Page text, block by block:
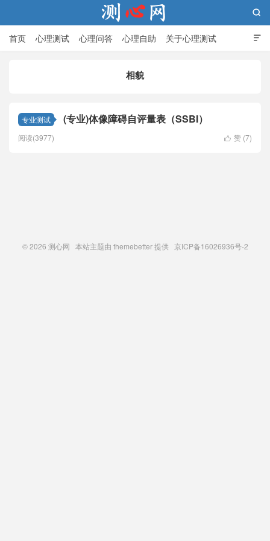

首页 心理测试 心理问答 心理自助 关于心理测试

相貌
专业测试 (专业)体像障碍自评量表（SSBI）
 赞 (7)
阅读(3977)
© 2026 测心网 本站主题由 themebetter提供 京ICP备16026936号-2